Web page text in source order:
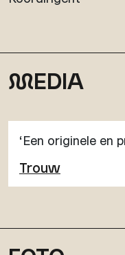
MEDIA
‘Een originele en
Trouw